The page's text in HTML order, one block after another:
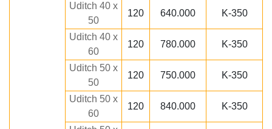
Uditch 40 x
50
120 640.000 K-350
Uditch 40 x
60
120 780.000 K-350
Uditch 50 x
50
120 750.000 K-350
Uditch 50 x
60
120 840.000 K-350